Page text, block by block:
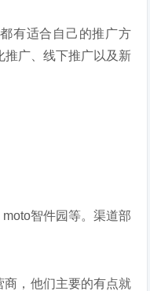
有适合自己的推广方
推广、线下推广以及新
智件园等。渠道部
商，他们主要的有点就